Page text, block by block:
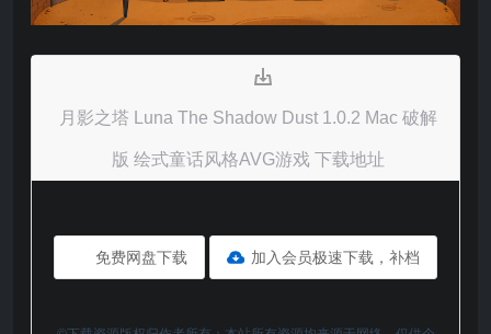
月影之塔 Luna The Shadow Dust 1.0.2 Mac 破解
版 绘式童话风格AVG游戏 下载地址
免费网盘下载 加入会员极速下载，补档